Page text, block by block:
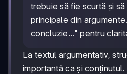
trebuie să fie scurtă și
principale din
concluzie..." pentru
La textul argumentativ,
importantă ca și